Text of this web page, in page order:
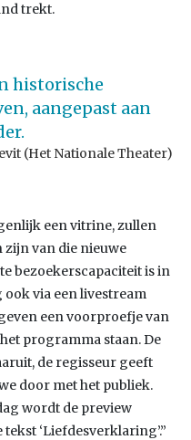
trekt.
historische
aangepast aan
(Het Nationale Theater)
een vitrine, zullen
zijn van die nieuwe
bezoekerscapaciteit is in
via een livestream
een voorproefje van
programma staan. De
de regisseur geeft
door met het publiek.
wordt de preview
‘Liefdesverklaring’.”